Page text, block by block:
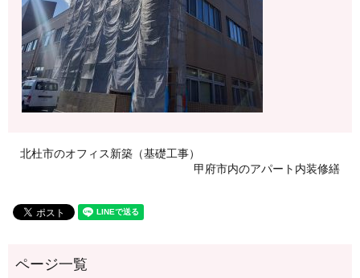
北杜市のオフィス新築（基礎工事）
甲府市内のアパート内装修繕